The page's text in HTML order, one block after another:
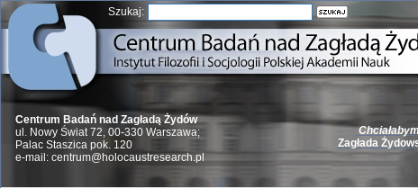
Szukaj:
Zagłada
Centrum Badań nad Zagładą Żydów
ul. Nowy Świat 72, 00-330 Warszawa;
Palac Staszica pok. 120
e-mail: centrum@holocaustresearch.pl